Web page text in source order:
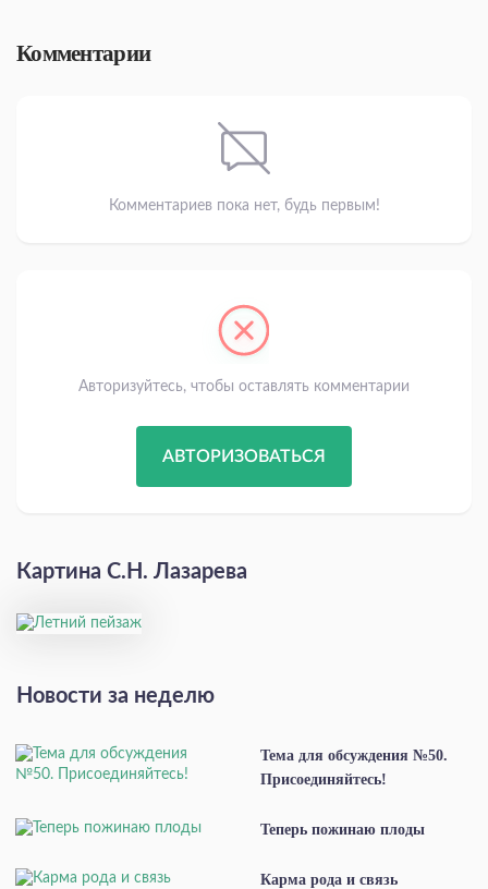
Комментарии
Комментариев пока нет, будь первым!
Авторизуйтесь, чтобы оставлять комментарии
АВТОРИЗОВАТЬСЯ
Картина С.Н. Лазарева
Новости за неделю
Тема для обсуждения №50.
Присоединяйтесь!
Теперь пожинаю плоды
Карма рода и связь